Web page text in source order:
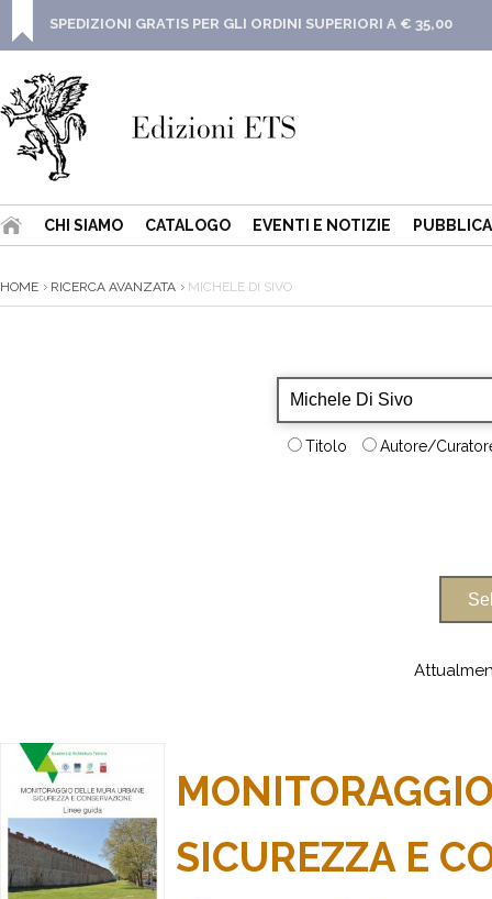
SPEDIZIONI GRATIS PER GLI ORDINI SUPERIORI A € 35,00
CHI SIAMO CATALOGO EVENTI E NOTIZIE
HOME RICERCA AVANZATA MICHELE DI SIVO
Titolo Autore/
SICUREZZA E